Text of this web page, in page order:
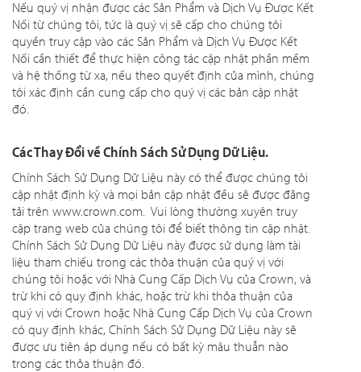
Nếu quý vị nhận được các Sản Phẩm và Dịch Vụ Được Kết
Nối từ chúng tôi, tức là quý vị sẽ cấp cho chúng tôi
quyền truy cập vào các Sản Phẩm và Dịch Vụ Được Kết
Nối cần thiết để thực hiện công tác cập nhật phần mềm
và hệ thống từ xa, nếu theo quyết định của mình, chúng
tôi xác định cần cung cấp cho quý vị các bản cập nhật
đó.
Các Thay Đổi về Chính Sách Sử Dụng Dữ Liệu.
Chính Sách Sử Dụng Dữ Liệu này có thể được chúng tôi
cập nhật định kỳ và mọi bản cập nhật đều sẽ được đăng
tải trên www.crown.com. Vui lòng thường xuyên truy
cập trang web của chúng tôi để biết thông tin cập nhật.
Chính Sách Sử Dụng Dữ Liệu này được sử dụng làm tài
liệu tham chiếu trong các thỏa thuận của quý vị với
chúng tôi hoặc với Nhà Cung Cấp Dịch Vụ của Crown, và
trừ khi có quy định khác, hoặc trừ khi thỏa thuận của
quý vị với Crown hoặc Nhà Cung Cấp Dịch Vụ của Crown
có quy định khác, Chính Sách Sử Dụng Dữ Liệu này sẽ
được ưu tiên áp dụng nếu có bất kỳ mâu thuẫn nào
trong các thỏa thuận đó.